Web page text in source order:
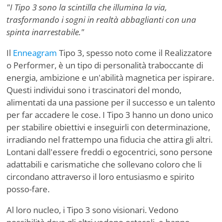
"I Tipo 3 sono la scintilla che illumina la via,
trasformando i sogni in realtà abbaglianti con una
spinta inarrestabile."
Il Enneagram Tipo 3, spesso noto come il Realizzatore
o Performer, è un tipo di personalità traboccante di
energia, ambizione e un'abilità magnetica per ispirare.
Questi individui sono i trascinatori del mondo,
alimentati da una passione per il successo e un talento
per far accadere le cose. I Tipo 3 hanno un dono unico
per stabilire obiettivi e inseguirli con determinazione,
irradiando nel frattempo una fiducia che attira gli altri.
Lontani dall'essere freddi o egocentrici, sono persone
adattabili e carismatiche che sollevano coloro che li
circondano attraverso il loro entusiasmo e spirito
posso-fare.
Al loro nucleo, i Tipo 3 sono visionari. Vedono